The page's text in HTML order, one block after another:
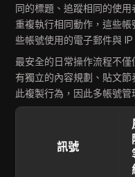
同的標題、追蹤相同的使
重複執行相同動作，這些
些帳號使用的電子郵件與
最安全的日常操作流程不
有獨立的內容規劃、貼文
此複製行為，因此多帳號管
訊號